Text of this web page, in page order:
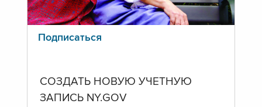
Подписаться
СОЗДАТЬ НОВУЮ УЧЕТНУЮ
ЗАПИСЬ NY.GOV